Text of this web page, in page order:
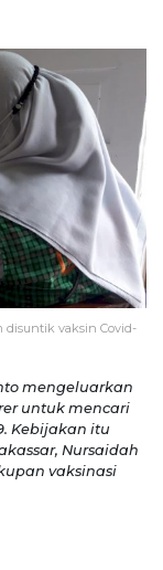
disuntik vaksin Covid-
mengeluarkan
untuk mencari
Kebijakan itu
Nursaidah
vaksinasi